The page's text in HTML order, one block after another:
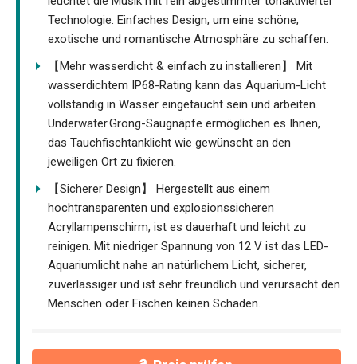
Technologie. Einfaches Design, um eine schöne,
exotische und romantische Atmosphäre zu schaffen.
【Mehr wasserdicht & einfach zu installieren】 Mit
wasserdichtem IP68-Rating kann das Aquarium-Licht
vollständig in Wasser eingetaucht sein und arbeiten.
Underwater.Grong-Saugnäpfe ermöglichen es Ihnen,
das Tauchfischtanklicht wie gewünscht an den
jeweiligen Ort zu fixieren.
【Sicherer Design】 Hergestellt aus einem
hochtransparenten und explosionssicheren
Acryllampenschirm, ist es dauerhaft und leicht zu
reinigen. Mit niedriger Spannung von 12 V ist das LED-
Aquariumlicht nahe an natürlichem Licht, sicherer,
zuverlässiger und ist sehr freundlich und verursacht den
Menschen oder Fischen keinen Schaden.